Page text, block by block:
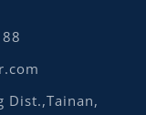
Dist.,Tainan,